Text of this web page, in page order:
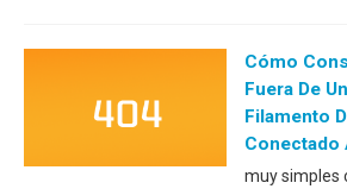
Cómo
Fuera De
Filamento
Conectado
muy simples